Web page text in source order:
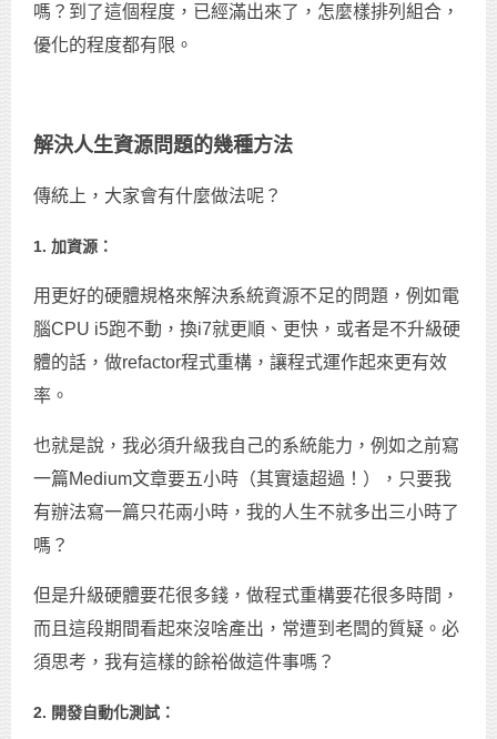
嗎？到了這個程度，已經滿出來了，怎麼樣排列組合，
優化的程度都有限。
解決人生資源問題的幾種方法
傳統上，大家會有什麼做法呢？
1. 加資源：
用更好的硬體規格來解決系統資源不足的問題，例如電
腦CPU i5跑不動，換i7就更順、更快，或者是不升級硬
體的話，做refactor程式重構，讓程式運作起來更有效
率。
也就是說，我必須升級我自己的系統能力，例如之前寫
一篇Medium文章要五小時（其實遠超過！），只要我
有辦法寫一篇只花兩小時，我的人生不就多出三小時了
嗎？
但是升級硬體要花很多錢，做程式重構要花很多時間，
而且這段期間看起來沒啥產出，常遭到老闆的質疑。必
須思考，我有這樣的餘裕做這件事嗎？
2. 開發自動化測試：